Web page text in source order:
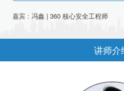
嘉宾 : 冯鑫 | 360 核心安全工程师
讲师介